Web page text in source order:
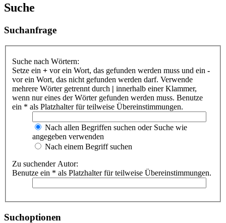
Suche
Suchanfrage
Suche nach Wörtern:
Setze ein + vor ein Wort, das gefunden werden muss und ein -
vor ein Wort, das nicht gefunden werden darf. Verwende
mehrere Wörter getrennt durch | innerhalb einer Klammer,
wenn nur eines der Wörter gefunden werden muss. Benutze
ein * als Platzhalter für teilweise Übereinstimmungen.
Nach allen Begriffen suchen oder Suche wie
angegeben verwenden
Nach einem Begriff suchen
Zu suchender Autor:
Benutze ein * als Platzhalter für teilweise Übereinstimmungen.
Suchoptionen